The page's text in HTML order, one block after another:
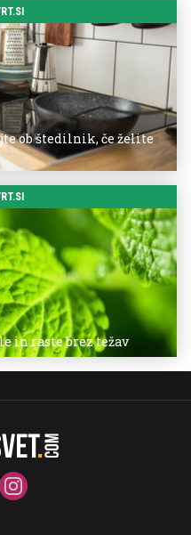
ob štedilnik, če želite
in raste brez težav